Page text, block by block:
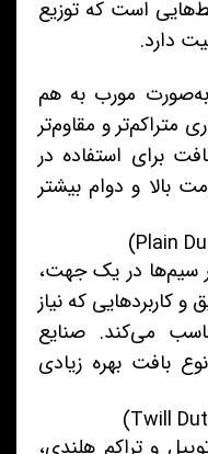
است که توزیع
دارد.
مورب به هم
متراکم‌تر و مقاوم‌تر
برای استفاده در
بالا و دوام بیشتر
سیم‌ها در یک جهت،
کاربردهایی که نیاز
می‌کند. صنایع
بافت بهره زیادی
و تراکم هلندی،